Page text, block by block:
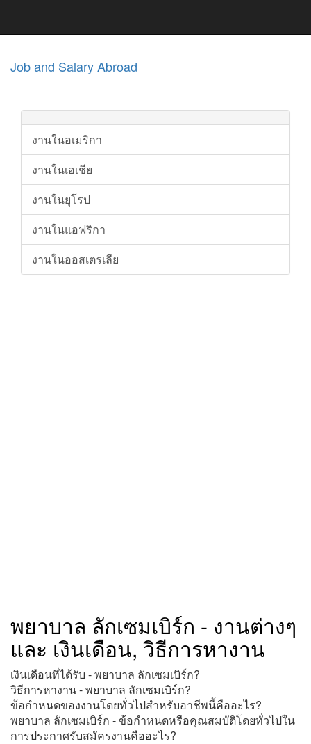
Job and Salary Abroad
งานในอเมริกา
งานในเอเชีย
งานในยุโรป
งานในแอฟริกา
งานในออสเตรเลีย
พยาบาล ลักเซมเบิร์ก - งานต่างๆ
และ เงินเดือน, วิธีการหางาน
เงินเดือนที่ได้รับ - พยาบาล ลักเซมเบิร์ก?
วิธีการหางาน - พยาบาล ลักเซมเบิร์ก?
ข้อกำหนดของงานโดยทั่วไปสำหรับอาชีพนี้คืออะไร?
พยาบาล ลักเซมเบิร์ก - ข้อกำหนดหรือคุณสมบัติโดยทั่วไปใน
การประกาศรับสมัครงานคืออะไร?